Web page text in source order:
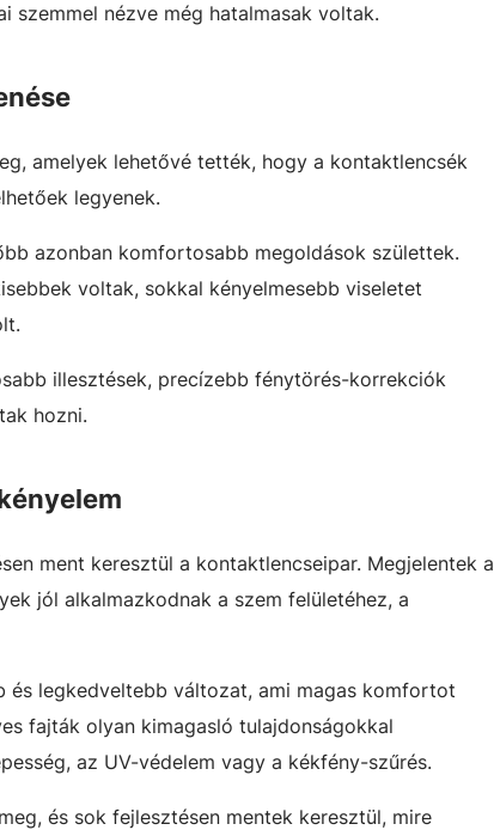
szemmel nézve még hatalmasak voltak.
amelyek lehetővé tették, hogy a kontaktlencsék
legyenek.
azonban komfortosabb megoldások születtek.
voltak, sokkal kényelmesebb viseletet
illesztések, precízebb fénytörés-korrekciók
hozni.
ment keresztül a kontaktlencseipar. Megjelentek a
jól alkalmazkodnak a szem felületéhez, a
és legkedveltebb változat, ami magas komfortot
fajták olyan kimagasló tulajdonságokkal
az UV-védelem vagy a kékfény-szűrés.
és sok fejlesztésen mentek keresztül, mire